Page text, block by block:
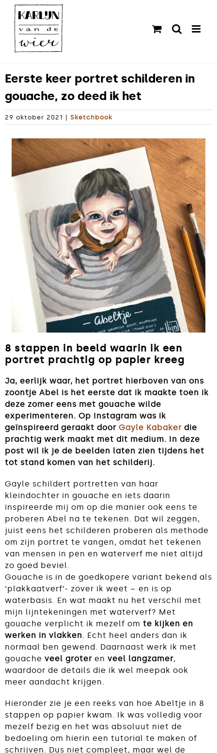
naar
inhoud
Eerste keer portret schilderen in
gouache, zo deed ik het
29 oktober 2021 Sketchbook
8 stappen in beeld waarin ik een
portret prachtig op papier kreeg
Ja, eerlijk waar, het portret hierboven van ons
zoontje Abel is het eerste dat ik maakte toen ik
deze zomer eens met gouache wilde
experimenteren. Op Instagram was ik
geïnspireerd geraakt door Gayle Kabaker die
prachtig werk maakt met dit medium. In deze
post wil ik je de beelden laten zien tijdens het
tot stand komen van het schilderij.
Gayle schildert portretten van haar
kleindochter in gouache en iets daarin
inspireerde mij om op die manier ook eens te
proberen Abel na te tekenen. Dat wil zeggen,
juist eens het schilderen proberen als methode
om zijn portret te vangen, omdat het tekenen
van mensen in pen en waterverf me niet altijd
zo goed beviel.
Gouache is in de goedkopere variant bekend als
‘plakkaatverf’- zover ik weet – en is op
waterbasis. En wat maakt nu het verschil met
mijn lijntekeningen met waterverf? Met
gouache verplicht ik mezelf om te kijken en
werken in vlakken. Echt heel anders dan ik
normaal ben gewend. Daarnaast werk ik met
gouache veel groter en veel langzamer,
waardoor de details die ik wel meepak ook
meer aandacht krijgen.
Hieronder zie je een reeks van hoe Abeltje in 8
stappen op papier kwam. Ik was volledig voor
mezelf bezig en het was absoluut niet de
bedoeling om hierin een tutorial te maken of
schrijven. Dus niet compleet, maar wel de